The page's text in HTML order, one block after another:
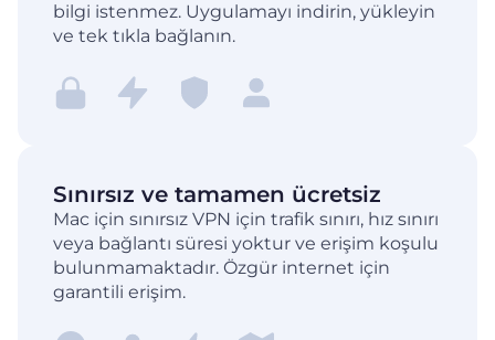
bilgi istenmez. Uygulamayı indirin, yükleyin
ve tek tıkla bağlanın.
Sınırsız ve tamamen ücretsiz
Mac için sınırsız VPN için trafik sınırı, hız sınırı
veya bağlantı süresi yoktur ve erişim koşulu
bulunmamaktadır. Özgür internet için
garantili erişim.